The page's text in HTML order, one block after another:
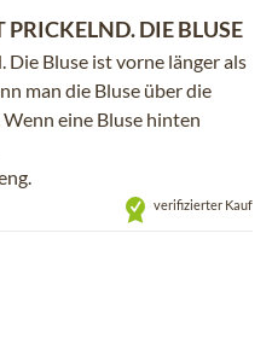
DIE BLUSE
Bluse ist vorne länger als
man die Bluse über die
eine Bluse hinten
verifizierter Kauf